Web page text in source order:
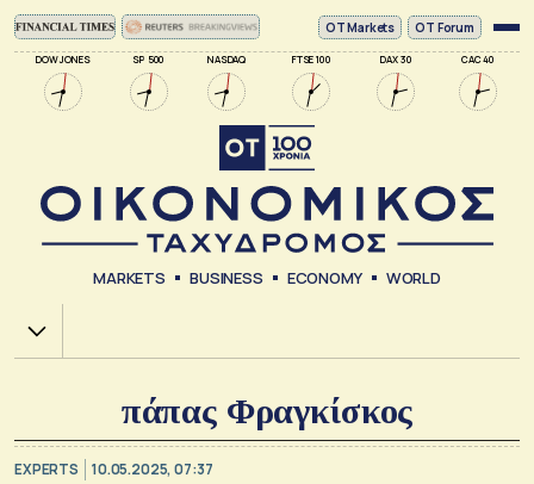
DOW JONES SP 500 NASDAQ FTSE 100 DAX 30 CAC 40
ΟΤ Markets OT Forum
MARKETS BUSINESS ECONOMY WORLD
Χ.Α.
πάπας Φραγκίσκος
EXPERTS 10.05.2025, 07:37